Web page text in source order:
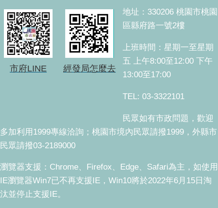
市府LINE 經發局怎麼去
地址：330206 桃園市桃園
區縣府路一號2樓
上班時間：星期一至星期
五 上午8:00至12:00 下午
13:00至17:00
TEL: 03-3322101
民眾如有市政問題，歡迎
多加利用1999專線洽詢；桃園市境內民眾請撥1999，外縣市
民眾請撥03-2189000
瀏覽器支援：Chrome、Firefox、Edge、Safari為主，如使用
IE瀏覽器Win7已不再支援IE，Win10將於2022年6月15日淘
汰並停止支援IE。